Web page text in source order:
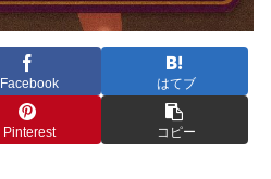
Facebook はてブ
Pinterest コピー